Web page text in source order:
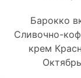
Барокко
Сливочно-
крем
Октябрь